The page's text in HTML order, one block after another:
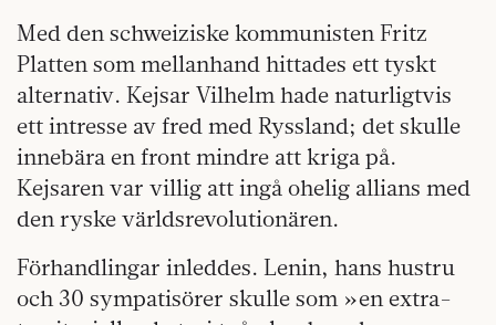
Med den schweiziske kommunisten Fritz
Platten som mellanhand hittades ett tyskt
alternativ. Kejsar Vilhelm hade naturligtvis
ett intresse av fred med Ryssland; det skulle
innebära en front mindre att kriga på.
Kejsaren var villig att ingå ohelig allians med
den ryske världsrevolutionären.
Förhandlingar inleddes. Lenin, hans hustru
och 30 sympatisörer skulle som »en extra-